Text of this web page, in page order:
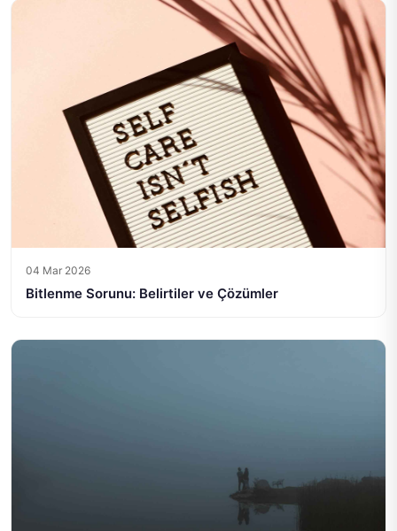
04 Mar 2026
Bitlenme Sorunu: Belirtiler ve Çözümler